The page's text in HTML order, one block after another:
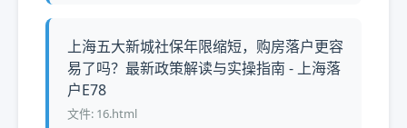
上海五大新城社保年限缩短，购房落户更容
易了吗？最新政策解读与实操指南 - 上海落
户E78
文件: 16.html